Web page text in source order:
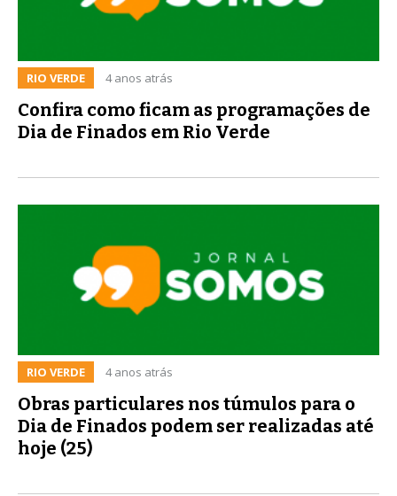
RIO VERDE 4 anos atrás
Confira como ficam as programações de
Dia de Finados em Rio Verde
RIO VERDE 4 anos atrás
Obras particulares nos túmulos para o
Dia de Finados podem ser realizadas até
hoje (25)